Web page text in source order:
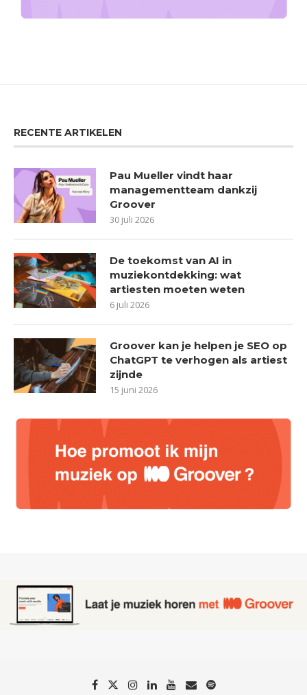
RECENTE ARTIKELEN
Pau Mueller vindt haar
managementteam dankzij
Groover
30 juli 2026
De toekomst van AI in
muziekontdekking: wat
artiesten moeten weten
6 juli 2026
Groover kan je helpen je SEO op
ChatGPT te verhogen als artiest
zijnde
15 juni 2026